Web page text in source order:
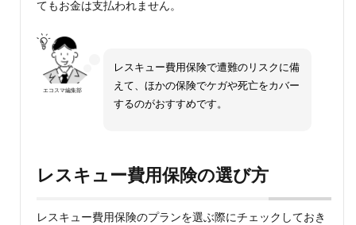
てもお金は支払われません。
エコスマ編集部
レスキュー費用保険で遭難のリスクに備
えて、ほかの保険でケガや死亡をカバー
するのがおすすめです。
レスキュー費用保険の選び方
レスキュー費用保険のプランを選ぶ際にチェックしておき